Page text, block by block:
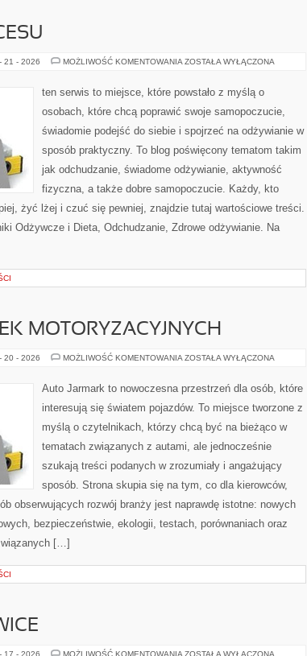
21 - 2026 MOŻLIWOŚĆ KOMENTOWANIA HISTORIE
ZOSTAŁA WYŁĄCZONA
ten serwis to miejsce, które powstało z myślą o
osobach, które chcą poprawić swoje samopoczucie,
świadomie podejść do siebie i spojrzeć na odżywianie w
sposób praktyczny. To blog poświęcony tematom takim
jak odchudzanie, świadome odżywianie, aktywność
fizyczna, a także dobre samopoczucie. Każdy, kto
żyć lżej i czuć się pewniej, znajdzie tutaj wartościowe treści.
Odżywcze i Dieta, Odchudzanie, Zdrowe odżywianie. Na
MOTORYZACYJNYCH
20 - 2026 MOŻLIWOŚĆ KOMENTOWANIA HISTORIA
ZOSTAŁA WYŁĄCZONA
Auto Jarmark to nowoczesna przestrzeń dla osób, które
interesują się światem pojazdów. To miejsce tworzone z
myślą o czytelnikach, którzy chcą być na bieżąco w
tematach związanych z autami, ale jednocześnie
szukają treści podanych w zrozumiały i angażujący
sposób. Strona skupia się na tym, co dla kierowców,
obserwujących rozwój branży jest naprawdę istotne: nowych
bezpieczeństwie, ekologii, testach, porównaniach oraz
[…]
17 - 2026 MOŻLIWOŚĆ KOMENTOWANIA SAUNAWADOWICE
ZOSTAŁA WYŁĄCZONA